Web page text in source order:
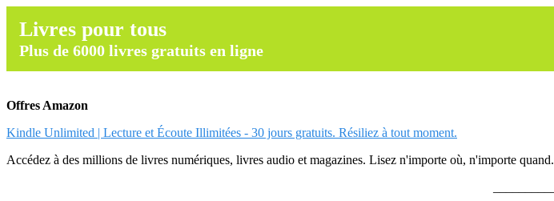
Livres pour tous
Plus de 6000 livres gratuits en ligne
Offres Amazon
Kindle Unlimited | Lecture et Écoute Illimitées - 30 jours gratuits. Résiliez à tout moment.
Accédez à des millions de livres numériques, livres audio et magazines. Lisez n'importe où, n'importe